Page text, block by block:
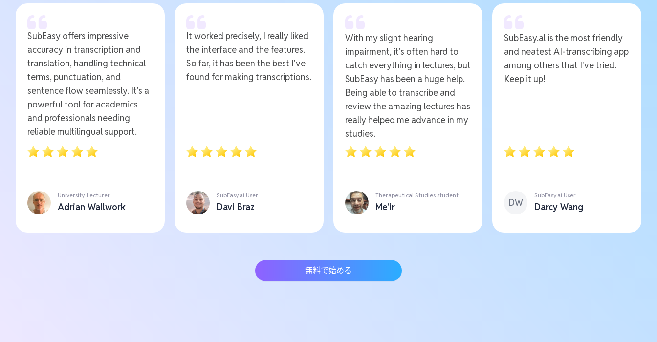
SubEasy offers impressive
accuracy in transcription and
translation, handling technical
terms, punctuation, and
sentence flow seamlessly. It's a
powerful tool for academics
and professionals needing
reliable multilingual support.
University Lecturer
Adrian Wallwork
It worked precisely, I really liked
the interface and the features.
So far, it has been the best I've
found for making transcriptions.
SubEasy.ai User
Davi Braz
With my slight hearing
impairment, it's often hard to
catch everything in lectures, but
SubEasy has been a huge help.
Being able to transcribe and
review the amazing lectures has
really helped me advance in my
studies.
Therapeutical Studies student
Me'ir
SubEasy.al is the most friendly
and neatest AI-transcribing app
among others that I've tried.
Keep it up!
DW
SubEasy.ai User
Darcy Wang
無料で始める